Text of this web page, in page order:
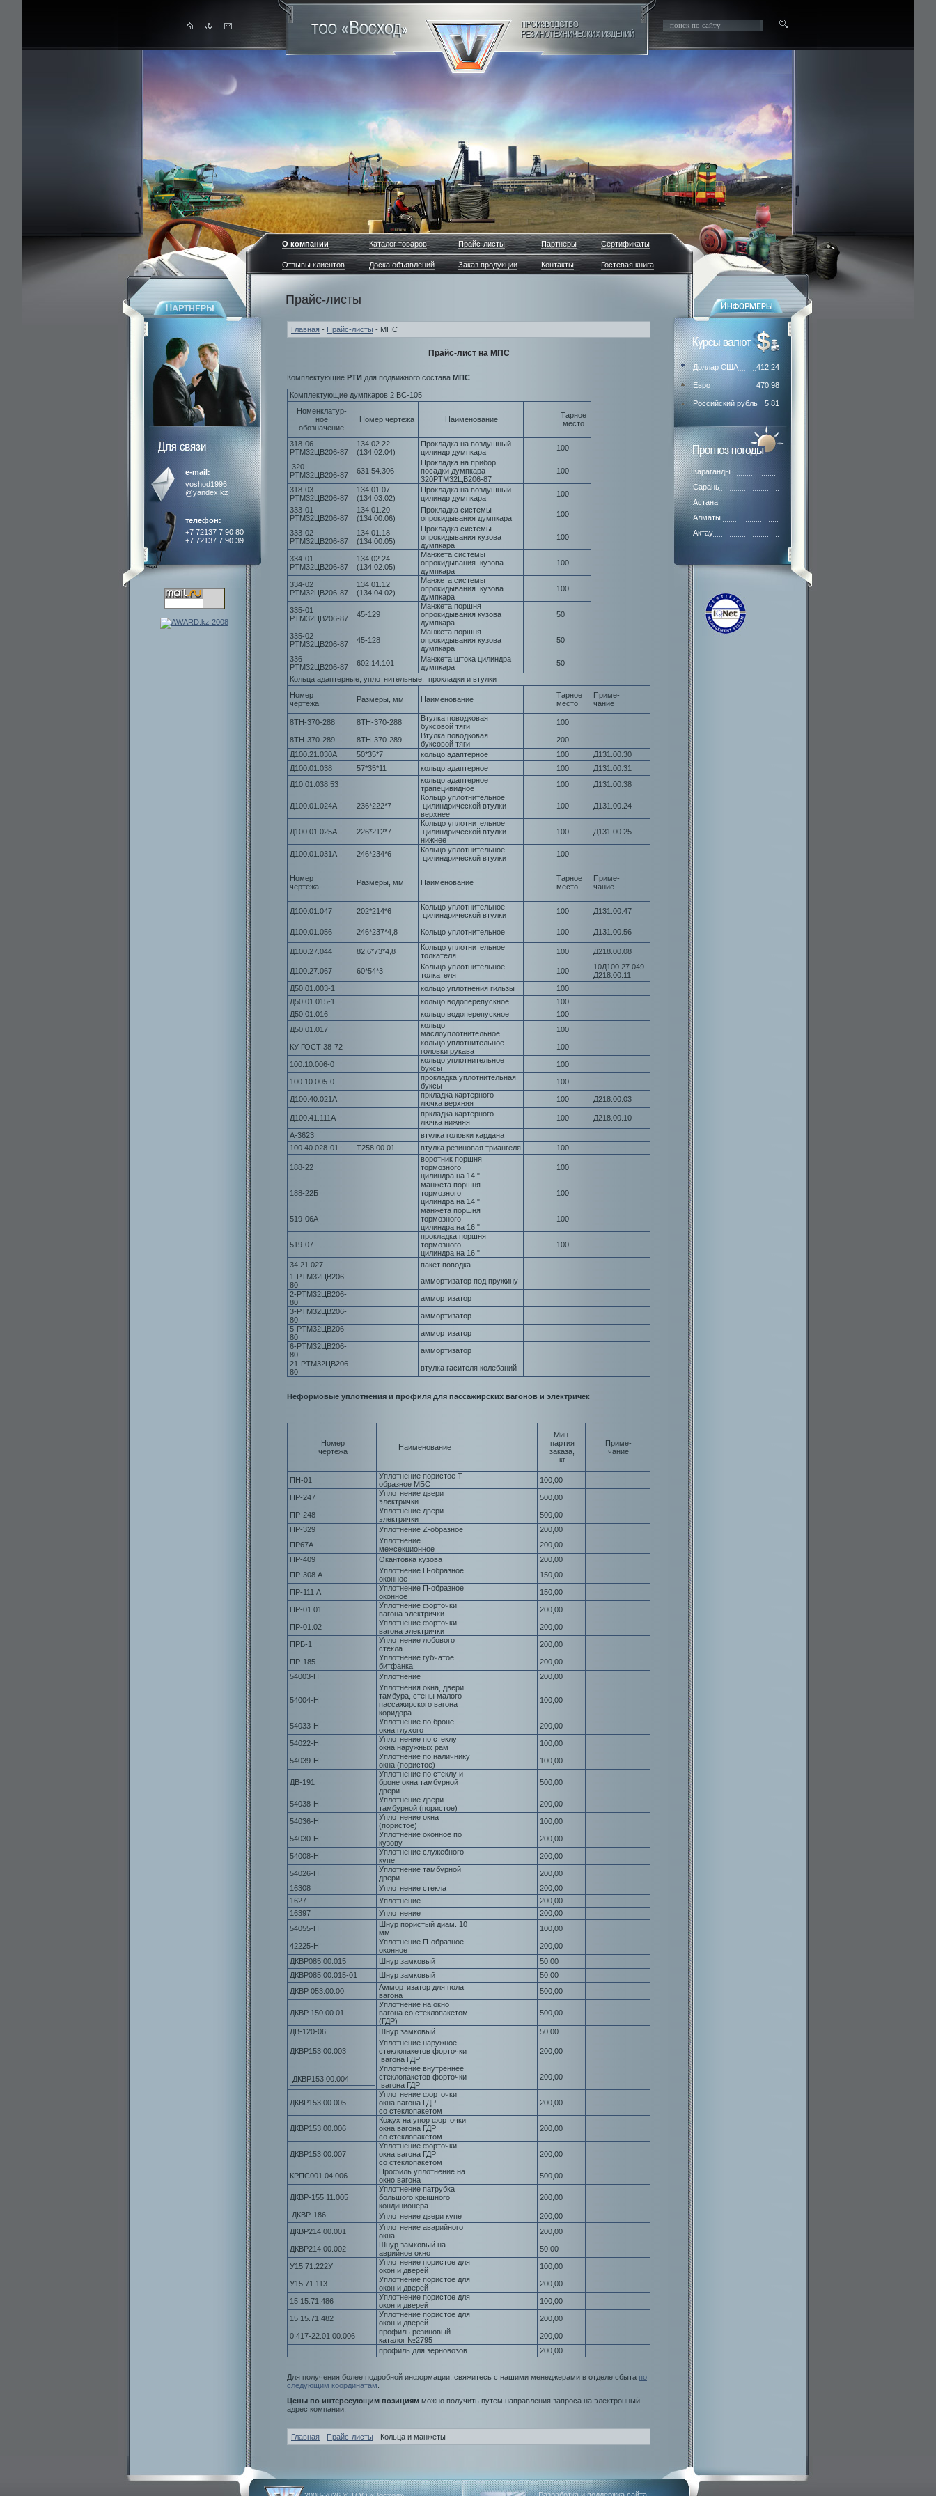
О компании Каталог товаров Прайс-листы Партнеры Сертификаты
Отзывы клиентов Доска объявлений Заказ продукции Контакты Гостевая книга
e-mail:
voshod1996
@yandex.kz
телефон:
+7 72137 7 90 80
+7 72137 7 90 39
Прайс-листы
Главная - Прайс-листы - МПС
Прайс-лист на МПС
Комплектующие РТИ для подвижного состава МПС
Комплектующие думпкаров 2 ВС-105
Номенклатур-
ное
обозначение
Номер чертежа Наименование
Тарное
место
318-06
РТМ32ЦВ206-87
134.02.22
(134.02.04)
Прокладка на воздушный
цилиндр думпкара
100
320
РТМ32ЦВ206-87
631.54.306
Прокладка на прибор
посадки думпкара
320РТМ32ЦВ206-87
100
318-03
РТМ32ЦВ206-87
134.01.07
(134.03.02)
Прокладка на воздушный
цилиндр думпкара
100
333-01
РТМ32ЦВ206-87
134.01.20
(134.00.06)
Прокладка системы
опрокидывания думпкара
100
333-02
РТМ32ЦВ206-87
134.01.18
(134.00.05)
Прокладка системы
опрокидывания кузова
думпкара
100
334-01
РТМ32ЦВ206-87
134.02.24
(134.02.05)
Манжета системы
опрокидывания кузова
думпкара
100
334-02
РТМ32ЦВ206-87
134.01.12
(134.04.02)
Манжета системы
опрокидывания кузова
думпкара
100
335-01
РТМ32ЦВ206-87
45-129
Манжета поршня
опрокидывания кузова
думпкара
50
335-02
РТМ32ЦВ206-87
45-128
Манжета поршня
опрокидывания кузова
думпкара
50
336
РТМ32ЦВ206-87
602.14.101
Манжета штока цилиндра
думпкара
50
Кольца адаптерные, уплотнительные, прокладки и втулки
Номер
чертежа
Размеры, мм Наименование
Тарное
место
Приме-
чание
8ТН-370-288 8ТН-370-288
Втулка поводковая
буксовой тяги
100
8ТН-370-289 8ТН-370-289
Втулка поводковая
буксовой тяги
200
Д100.21.030А
50*35*7 кольцо адаптерное 100
Д131.00.30
Д100.01.038
57*35*11 кольцо адаптерное 100
Д131.00.31
Д10.01.038.53
кольцо адаптерное
трапецивидное
100 Д131.00.38
Д100.01.024А 236*222*7
Кольцо уплотнительное
цилиндрической втулки
верхнее
100 Д131.00.24
Д100.01.025А 226*212*7
Кольцо уплотнительное
цилиндрической втулки
нижнее
100 Д131.00.25
Д100.01.031А 246*234*6
Кольцо уплотнительное
цилиндрической втулки
100
Номер
чертежа
Размеры, мм Наименование
Тарное
место
Приме-
чание
Д100.01.047 202*214*6
Кольцо уплотнительное
цилиндрической втулки
100 Д131.00.47
Д100.01.056 246*237*4,8 Кольцо уплотнительное 100 Д131.00.56
Д100.27.044 82,6*73*4,8
Кольцо уплотнительное
толкателя
100 Д218.00.08
Д100.27.067 60*54*3
Кольцо уплотнительное
толкателя
100
10Д100.27.049
Д218.00.11
Д50.01.003-1
кольцо уплотнения гильзы
100
Д50.01.015-1
кольцо водоперепускное
100
Д50.01.016
кольцо водоперепускное
100
Д50.01.017
кольцо
маслоуплотнительное
100
КУ ГОСТ 38-72
кольцо уплотнительное
головки рукава
100
100.10.006-0
кольцо уплотнительное
буксы
100
100.10.005-0
прокладка уплотнительная
буксы
100
Д100.40.021А
пркладка картерного
лючка верхняя
100 Д218.00.03
Д100.41.111А
пркладка картерного
лючка нижняя
100 Д218.00.10
А-3623
втулка головки кардана
100.40.028-01
Т258.00.01 втулка резиновая триангеля 100
188-22
воротник поршня
тормозного
цилиндра на 14 "
100
188-22Б
манжета поршня
тормозного
цилиндра на 14 "
100
519-06А
манжета поршня
тормозного
цилиндра на 16 "
100
519-07
прокладка поршня
тормозного
цилиндра на 16 "
100
34.21.027
пакет поводка
1-РТМ32ЦВ206-
80
аммортизатор под пружину
2-РТМ32ЦВ206-
80
аммортизатор
3-РТМ32ЦВ206-
80
аммортизатор
5-РТМ32ЦВ206-
80
аммортизатор
6-РТМ32ЦВ206-
80
аммортизатор
21-РТМ32ЦВ206-
80
втулка гасителя колебаний
Неформовые уплотнения и профиля для пассажирских вагонов и электричек
Номер
чертежа
Наименование
Мин.
партия
заказа,
кг
Приме-
чание
ПН-01
Уплотнение пористое Т-
образное МБС
100,00
ПР-247
Уплотнение двери
электрички
500,00
ПР-248
Уплотнение двери
электрички
500,00
ПР-329
Уплотнение Z-образное
200,00
ПР67А
Уплотнение
межсекционное
200,00
ПР-409
Окантовка кузова
200,00
ПР-308 А
Уплотнение П-образное
оконное
150,00
ПР-111 А
Уплотнение П-образное
оконное
150,00
ПР-01.01
Уплотнение форточки
вагона электрички
200,00
ПР-01.02
Уплотнение форточки
вагона электрички
200,00
ПРБ-1
Уплотнение лобового
стекла
200,00
ПР-185
Уплотнение губчатое
битфанка
200,00
54003-Н
Уплотнение 200,00
54004-Н
Уплотнения окна, двери
тамбура, стены малого
пассажирского вагона
коридора
100,00
54033-Н
Уплотнение по броне
окна глухого
200,00
54022-Н
Уплотнение по стеклу
окна наружных рам
100,00
54039-Н
Уплотнение по наличнику
окна (пористое)
100,00
ДВ-191
Уплотнение по стеклу и
броне окна тамбурной
двери
500,00
54038-Н
Уплотнение двери
тамбурной (пористое)
200,00
54036-Н
Уплотнение окна
(пористое)
100,00
54030-Н
Уплотнение оконное по
кузову
200,00
54008-Н
Уплотнение служебного
купе
200,00
54026-Н
Уплотнение тамбурной
двери
200,00
16308
Уплотнение стекла
200,00
1627
Уплотнение
200,00
16397
Уплотнение
200,00
54055-Н
Шнур пористый диам. 10
мм
100,00
42225-Н
Уплотнение П-образное
оконное
200,00
ДКВР085.00.015
Шнур замковый
50,00
ДКВР085.00.015-01
Шнур замковый
50,00
ДКВР 053.00.00
Аммортизатор для пола
вагона
500,00
ДКВР 150.00.01
Уплотнение на окно
вагона со стеклопакетом
(ГДР)
500,00
ДВ-120-06 Шнур замковый 50,00
ДКВР153.00.003
Уплотнение наружное
стеклопакетов форточки
вагона ГДР
200,00
ДКВР153.00.004
Уплотнение внутреннее
стеклопакетов форточки
вагона ГДР
200,00
ДКВР153.00.005
Уплотнение форточки
окна вагона ГДР
со стеклопакетом
200,00
ДКВР153.00.006
Кожух на упор форточки
окна вагона ГДР
со стеклопакетом
200,00
ДКВР153.00.007
Уплотнение форточки
окна вагона ГДР
со стеклопакетом
200,00
КРПС001.04.006
Профиль уплотнение на
окно вагона
500,00
ДКВР-155.11.005
Уплотнение патрубка
большого крышного
кондиционера
200,00
ДКВР-186 Уплотнение двери купе
200,00
ДКВР214.00.001
Уплотнение аварийного
окна
200,00
ДКВР214.00.002
Шнур замковый на
аврийное окно
50,00
У15.71.222У
Уплотнение пористое для
окон и дверей
100,00
У15.71.113
Уплотнение пористое для
окон и дверей
200,00
15.15.71.486
Уплотнение пористое для
окон и дверей
100,00
15.15.71.482
Уплотнение пористое для
окон и дверей
200,00
0.417-22.01.00.006
профиль резиновый
каталог №2795
200,00
профиль для зерновозов
200,00
Для получения более подробной информации, свяжитесь с нашими менеджерами в отделе сбыта по
следующим координатам
Цены по интересующим позициям можно получить путём направления запроса на электронный
адрес компании.
Главная - Прайс-листы - Кольца и манжеты
Доллар США 412.24
Евро 470.98
Российский рубль 5.81
Караганды
Сарань
Астана
Алматы
Актау